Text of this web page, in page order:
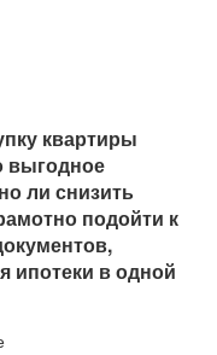
квартиры
выгодное
ли снизить
подойти к
ипотеки в одной